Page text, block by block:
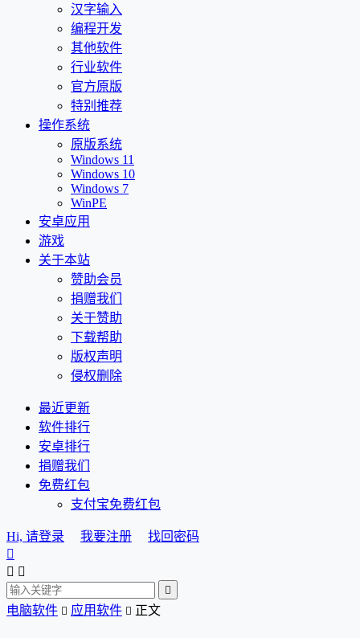
汉字输入
编程开发
其他软件
行业软件
官方原版
特别推荐
操作系统
原版系统
Windows 11
Windows 10
Windows 7
WinPE
安卓应用
游戏
关于本站
赞助会员
捐赠我们
关于赞助
下载帮助
版权声明
侵权删除
最近更新
软件排行
安卓排行
捐赠我们
免费红包
支付宝免费红包
Hi, 请登录 我要注册
找回密码

 

电脑软件  应用软件  正文